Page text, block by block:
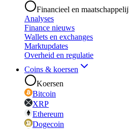
Financieel en
Analyses
Finance nieuws
Wallets en exchanges
Marktupdates
Overheid en regulatie
Coins & koersen
Koersen
Bitcoin
XRP
Ethereum
Dogecoin